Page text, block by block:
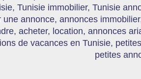
Tunisie immobilier, Tunisie
une annonce, annonces
acheter, location, annonces
de vacances en Tunisie,
petites